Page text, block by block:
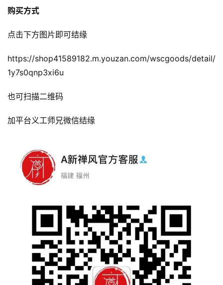
购买方式
点击下方图片即可结缘
https://shop41589182.m.youzan.com/wscgoods/detail/
1y7s0qnp3xi6u
也可扫描二维码
加平台义工师兄微信结缘